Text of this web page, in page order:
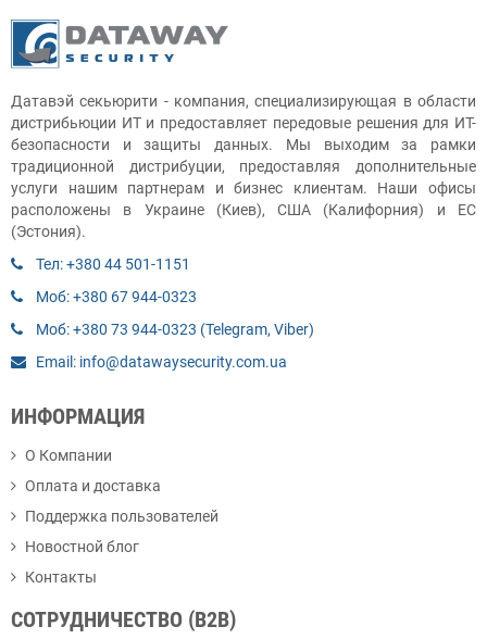
Датавэй секьюрити - компания, специализирующая в области
дистрибьюции ИТ и предоставляет передовые решения для ИТ-
безопасности и защиты данных. Мы выходим за рамки
традиционной дистрибуции, предоставляя дополнительные
услуги нашим партнерам и бизнес клиентам. Наши офисы
расположены в Украине (Киев), США (Калифорния) и ЕС
(Эстония).
Тел: +380 44 501-1151
Моб: +380 67 944-0323
Моб: +380 73 944-0323 (Telegram, Viber)
Email: info@datawaysecurity.com.ua
ИНФОРМАЦИЯ
О Компании
Оплата и доставка
Поддержка пользователей
Новостной блог
Контакты
СОТРУДНИЧЕСТВО (B2B)